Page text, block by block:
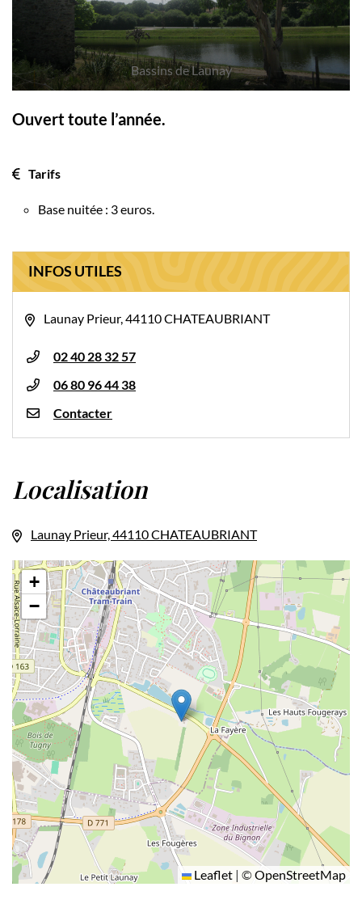
Bassins de Launay
Ouvert toute l’année.
Tarifs
Base nuitée : 3 euros.
INFOS UTILES
Launay Prieur, 44110 CHATEAUBRIANT
02 40 28 32 57
06 80 96 44 38
Contacter
Localisation
Launay Prieur, 44110 CHATEAUBRIANT
+
−
Leaflet | ©OpenStreetMap